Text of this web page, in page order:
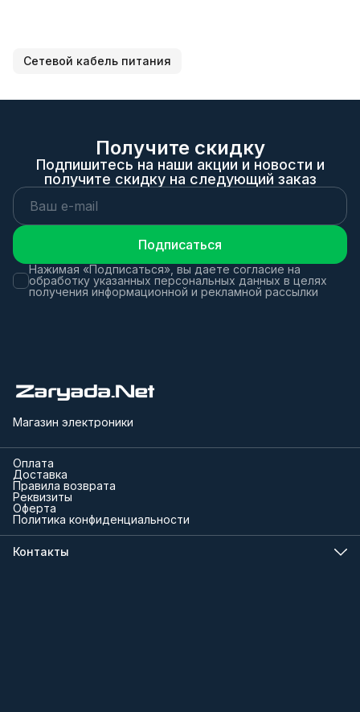
Сетевой кабель питания
Получите скидку
Подпишитесь на наши акции и новости и
получите скидку на следующий заказ
Подписаться
Нажимая «Подписаться», вы даете согласие на
обработку указанных персональных данных в целях
получения информационной и рекламной рассылки
Магазин электроники
Оплата
Доставка
Правила возврата
Реквизиты
Оферта
Политика конфиденциальности
Контакты